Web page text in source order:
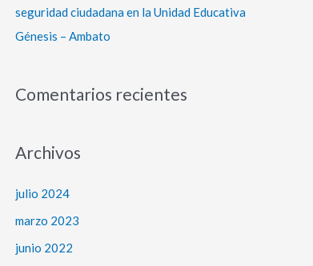
seguridad ciudadana en la Unidad Educativa
Génesis – Ambato
Comentarios recientes
Archivos
julio 2024
marzo 2023
junio 2022